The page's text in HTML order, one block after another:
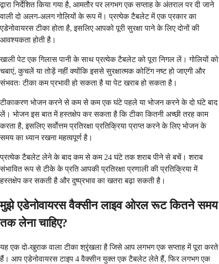
द्वारा निर्देशित किया गया है, आमतौर पर लगभग एक सप्ताह के अंतराल पर दी जाने
वाली दो अलग-अलग गोलियों के रूप में। प्रत्येक टैबलेट में एक प्रकार का
एडेनोवायरस टीका होता है, इसलिए आपको पूरी सुरक्षा पाने के लिए दोनों की
आवश्यकता होती है।
खाली पेट एक गिलास पानी के साथ प्रत्येक टैबलेट को पूरा निगल लें। गोलियों को
चबाएं, कुचलें या तोड़ें नहीं क्योंकि इससे सुरक्षात्मक कोटिंग नष्ट हो जाएगी और
संभवतः टीका कम प्रभावी हो सकता है या पेट खराब हो सकता है।
टीकाकरण भोजन करने से कम से कम एक घंटे पहले या भोजन करने के दो घंटे बाद
लें। भोजन इस बात में हस्तक्षेप कर सकता है कि टीका कितनी अच्छी तरह काम
करता है, इसलिए सर्वोत्तम प्रतिरक्षा प्रतिक्रिया प्राप्त करने के लिए भोजन के
समय का ध्यान रखना महत्वपूर्ण है।
प्रत्येक टैबलेट लेने के बाद कम से कम 24 घंटे तक शराब पीने से बचें। शराब
संभावित रूप से टीके के प्रति आपकी प्रतिरक्षा प्रणाली की प्रतिक्रिया में
हस्तक्षेप कर सकती है और दुष्प्रभाव का खतरा बढ़ा सकती है।
मुझे एडेनोवायरस वैक्सीन लाइव ओरल रूट कितने समय
तक लेना चाहिए?
यह एक दो-खुराक वाला टीका श्रृंखला है जिसे आप लगभग एक सप्ताह में पूरा करते
हैं। आप एडेनोवायरस टाइप 4 वैक्सीन युक्त एक टैबलेट लेते हैं, फिर लगभग एक